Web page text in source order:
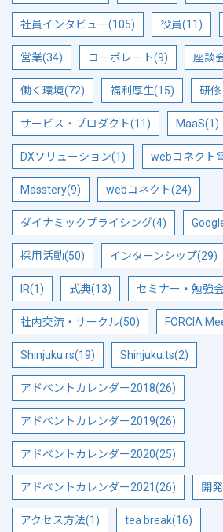
社員インタビュー(105) 役員(11)
営業(34) コーポレート(9) 座談
働く環境(72) 福利厚生(15) 研
サービス・プロダクト(11) MaaS(1)
DXソリューション(1) webコネクト
Masstery(9) webコネクト(24)
ダイナミックプライシング(4)
採用活動(50) インターンシップ(29)
IR(1) 式典(13) セミナー・勉強
社内交流・サークル(50) FORCIA
Shinjuku.rs(19) Shinjuku.ts(2)
アドベントカレンダー2018(26)
アドベントカレンダー2019(26)
アドベントカレンダー2020(25)
アドベントカレンダー2021(26) 開
アクセス方法(1) tea break(16)